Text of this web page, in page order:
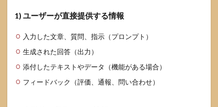
1) ユーザーが直接提供する情報
入力した文章、質問、指示（プロンプト）
生成された回答（出力）
添付したテキストやデータ（機能がある場合）
フィードバック（評価、通報、問い合わせ）